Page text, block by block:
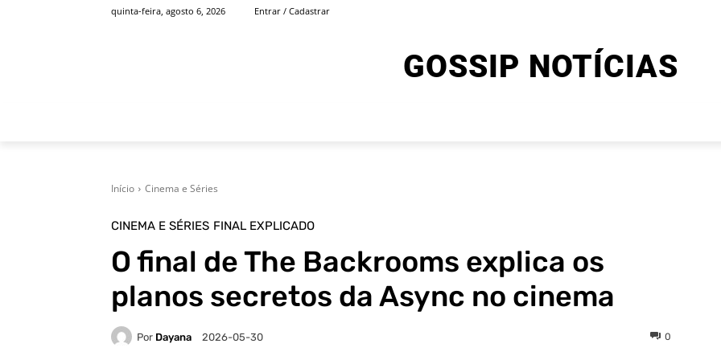
quinta-feira, agosto 6, 2026 Entrar / Cadastrar
GOSSIP NOTÍCIAS
Início Cinema e Séries
CINEMA E SÉRIES FINAL EXPLICADO
O final de The Backrooms explica os
planos secretos da Async no cinema
Por Dayana 2026-05-30 0